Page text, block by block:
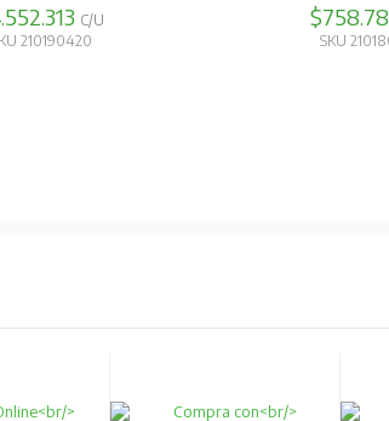
alta productividad y calidad.
C/U
210190480
SKU